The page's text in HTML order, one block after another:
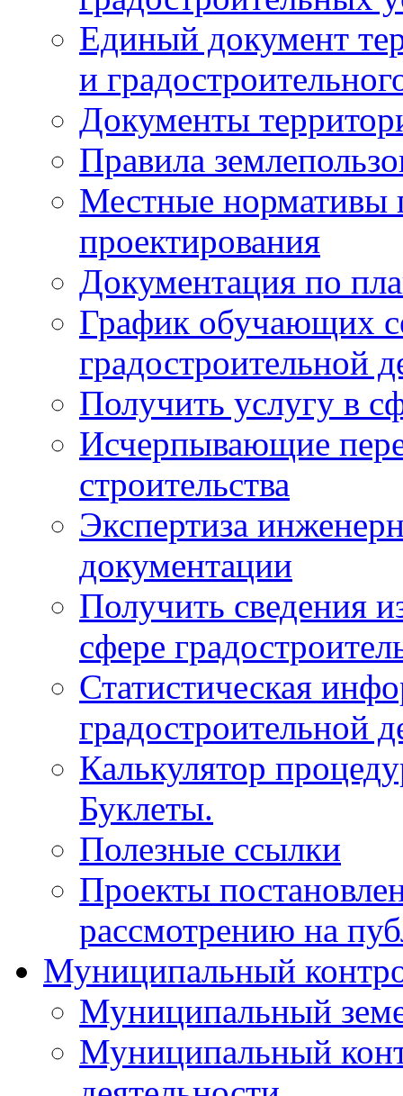
Единый документ
и
Документы
Правила
Местные нормативы
проектирования
Документация по
График обучающих
градостроительной
Получить услугу в
Исчерпывающие
строительства
Экспертиза
документации
Получить сведения
сфере
Статистическая
градостроительной
Калькулятор
Буклеты.
Полезные ссылки
Проекты
рассмотрению на
Муниципальный
Муниципальный
Муниципальный